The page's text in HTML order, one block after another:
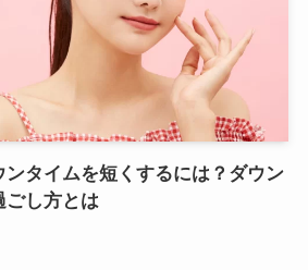
ンタイムを短くするには？ダウン
ごし方とは